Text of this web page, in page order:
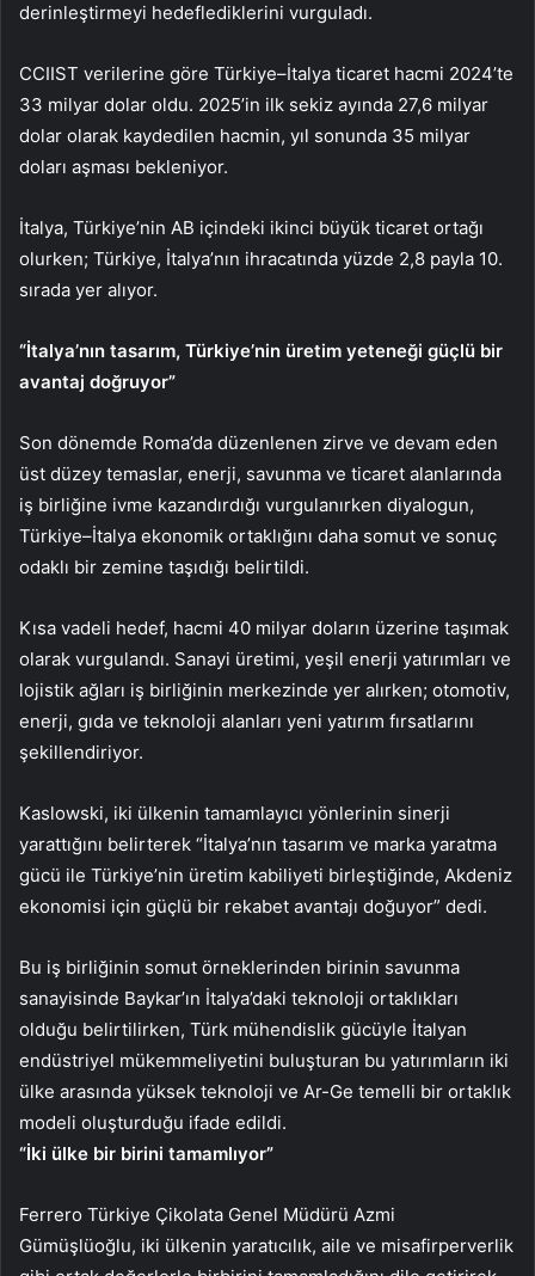
derinleştirmeyi hedeflediklerini vurguladı.
CCIIST verilerine göre Türkiye–İtalya ticaret hacmi 2024’te
33 milyar dolar oldu. 2025’in ilk sekiz ayında 27,6 milyar
dolar olarak kaydedilen hacmin, yıl sonunda 35 milyar
doları aşması bekleniyor.
İtalya, Türkiye’nin AB içindeki ikinci büyük ticaret ortağı
olurken; Türkiye, İtalya’nın ihracatında yüzde 2,8 payla 10.
sırada yer alıyor.
“İtalya’nın tasarım, Türkiye’nin üretim yeteneği güçlü bir
avantaj doğruyor”
Son dönemde Roma’da düzenlenen zirve ve devam eden
üst düzey temaslar, enerji, savunma ve ticaret alanlarında
iş birliğine ivme kazandırdığı vurgulanırken diyalogun,
Türkiye–İtalya ekonomik ortaklığını daha somut ve sonuç
odaklı bir zemine taşıdığı belirtildi.
Kısa vadeli hedef, hacmi 40 milyar doların üzerine taşımak
olarak vurgulandı. Sanayi üretimi, yeşil enerji yatırımları ve
lojistik ağları iş birliğinin merkezinde yer alırken; otomotiv,
enerji, gıda ve teknoloji alanları yeni yatırım fırsatlarını
şekillendiriyor.
Kaslowski, iki ülkenin tamamlayıcı yönlerinin sinerji
yarattığını belirterek “İtalya’nın tasarım ve marka yaratma
gücü ile Türkiye’nin üretim kabiliyeti birleştiğinde, Akdeniz
ekonomisi için güçlü bir rekabet avantajı doğuyor” dedi.
Bu iş birliğinin somut örneklerinden birinin savunma
sanayisinde Baykar’ın İtalya’daki teknoloji ortaklıkları
olduğu belirtilirken, Türk mühendislik gücüyle İtalyan
endüstriyel mükemmeliyetini buluşturan bu yatırımların iki
ülke arasında yüksek teknoloji ve Ar-Ge temelli bir ortaklık
modeli oluşturduğu ifade edildi.
“İki ülke bir birini tamamlıyor”
Ferrero Türkiye Çikolata Genel Müdürü Azmi
Gümüşlüoğlu, iki ülkenin yaratıcılık, aile ve misafirperverlik